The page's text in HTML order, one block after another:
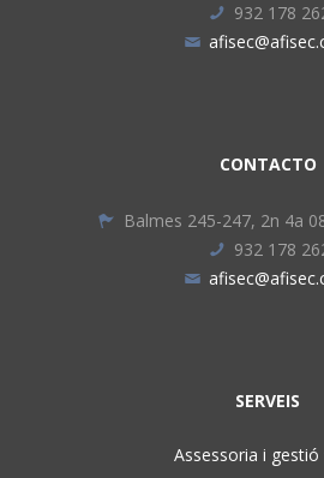
932 178
CONTACTO
Balmes 245-247, 2n 4a
932 178
SERVEIS
Assessoria i gestió